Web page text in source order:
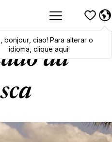
,bonjour,ciao! To switch
languages, click here!
bonjour, ciao! Para alterar o
idioma, clique aqui!
da